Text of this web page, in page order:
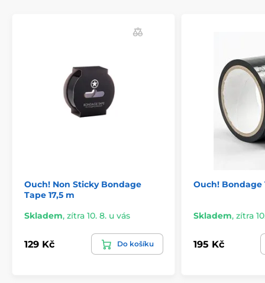
Ouch! Non Sticky Bondage
Tape 17,5 m
Skladem, zítra 10. 8. u vás
129 Kč Do košíku
Ouch! Bondage
Skladem, zítra
195 Kč